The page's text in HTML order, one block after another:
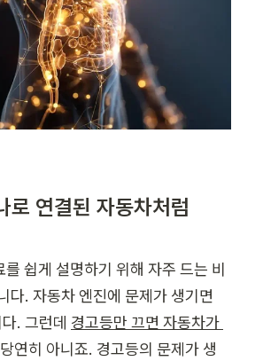
연결된 자동차처럼
를 쉽게 설명하기 위해 자주 드는 비
다. 자동차 엔진에 문제가 생기면
. 그런데 경고등만 끄면 자동차가
당연히 아니죠. 경고등의 문제가 생